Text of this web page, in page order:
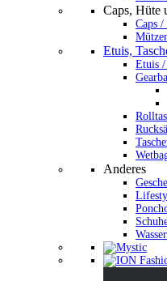
Caps, Hüte
Caps /
Etuis,
Etuis /
Anderes